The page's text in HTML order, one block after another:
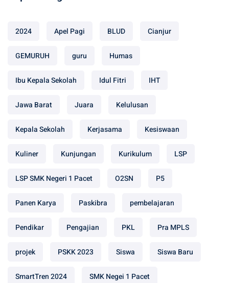
2024 Apel Pagi BLUD Cianjur
GEMURUH guru Humas
Ibu Kepala Sekolah Idul Fitri IHT
Jawa Barat Juara Kelulusan
Kepala Sekolah Kerjasama Kesiswaan
Kuliner Kunjungan Kurikulum LSP
LSP SMK Negeri 1 Pacet O2SN P5
Panen Karya Paskibra pembelajaran
Pendikar Pengajian PKL Pra MPLS
projek PSKK 2023 Siswa Siswa Baru
SmartTren 2024 SMK Negei 1 Pacet